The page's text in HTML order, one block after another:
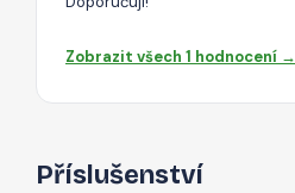
Zobrazit všech 1 hodnocení →
Příslušenství